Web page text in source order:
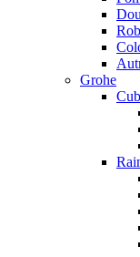
Grohe